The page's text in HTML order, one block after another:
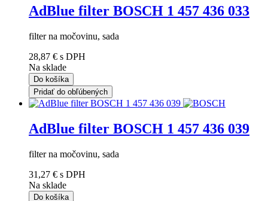
AdBlue filter BOSCH 1 457 436 033
filter na močovinu, sada
28,87 € s DPH
Na sklade
Do košíka
Pridať do obľúbených
AdBlue filter BOSCH 1 457 436 039
filter na močovinu, sada
31,27 € s DPH
Na sklade
Do košíka